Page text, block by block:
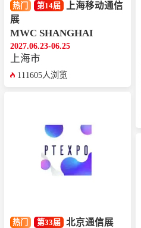
热门 第14届
上海移动通信
展
MWC SHANGHAI
2027.06.23-06.25
上海市
111605人浏览
热门 第33届 北京通信展